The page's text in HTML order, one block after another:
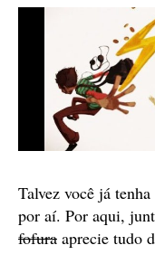
Talvez você já
por aí. Por aqui,
fofura aprecie tudo